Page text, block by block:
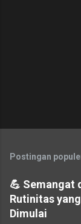
Postingan
💪 Semangat
Rutinitas
Dimulai